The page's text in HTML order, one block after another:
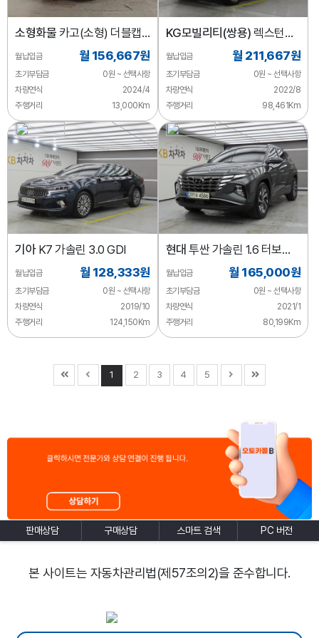
소형화물 카고(소형) 더블캡/
초장축/2WD
월납입금 월 156,667원
초기부담금
0원 ~ 선택사항
차량연식
2024/4
주행거리
13,000Km
KG모빌리티(쌍용) 렉스턴
디젤 2.2 4WD 시그니처
월납입금 월 211,667원
초기부담금
0원 ~ 선택사항
차량연식
2022/8
주행거리
98,461Km
기아K7 가솔린 3.0 GDI
월납입금 월 128,333원
초기부담금
0원 ~ 선택사항
차량연식
2019/10
주행거리
124,150Km
현대 투싼 가솔린 1.6 터보
2WD 프리미엄
월납입금 월 165,000원
초기부담금
0원 ~ 선택사항
차량연식
2021/1
주행거리
80,199Km
1 2 3 4 5
판매상담 구매상담 스마트 검색 PC 버전
본 사이트는 자동차관리법(제57조의2)을 준수합니다.